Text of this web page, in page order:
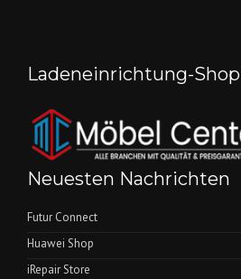
Ladeneinrichtung-Shop
Neuesten Nachrichten
Futur Connect
Huawei Shop
iRepair Store